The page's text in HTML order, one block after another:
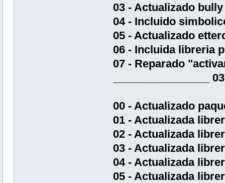
03 - Actualizado
04 - Incluido
05 - Actualizado
06 - Incluida libreria
07 - Reparado
________________
00 - Actualizado
01 - Actualizada
02 - Actualizada
03 - Actualizada
04 - Actualizada
05 - Actualizada